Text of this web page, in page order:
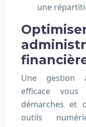
une
Une gestion
efficace
démarches et
outils